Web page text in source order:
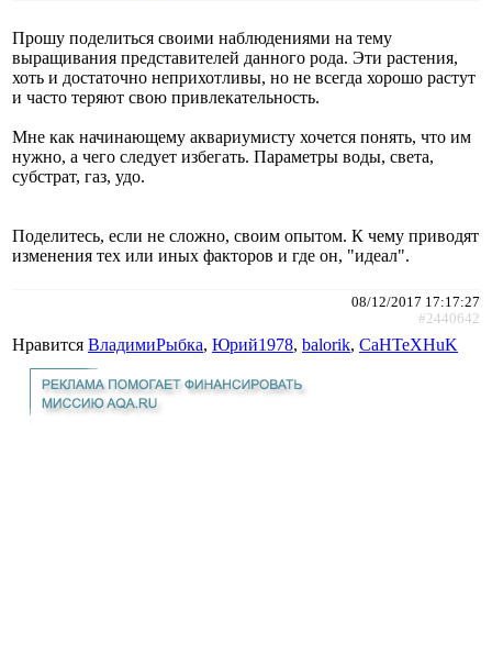
Прошу поделиться своими наблюдениями на тему
выращивания представителей данного рода. Эти растения,
хоть и достаточно неприхотливы, но не всегда хорошо растут
и часто теряют свою привлекательность.
Мне как начинающему аквариумисту хочется понять, что им
нужно, а чего следует избегать. Параметры воды, света,
субстрат, газ, удо.
Поделитесь, если не сложно, своим опытом. К чему приводят
изменения тех или иных факторов и где он, "идеал".
08/12/2017 17:17:27
#2440642
Нравится ВладимиРыбка, Юрий1978, balorik, CaHTeXHuK